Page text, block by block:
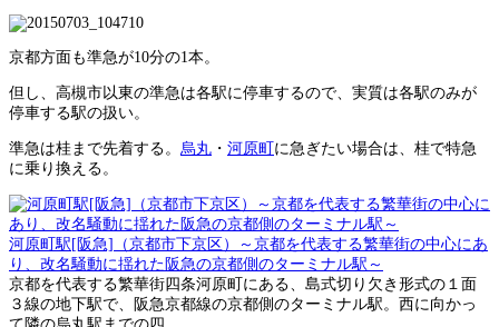
京都方面も準急が10分の1本。
但し、高槻市以東の準急は各駅に停車するので、実質は各駅のみが
停車する駅の扱い。
準急は桂まで先着する。 烏丸 ・ 河原町 に急ぎたい場合は、桂で特急
に乗り換える。
河原町駅[阪急]（京都市下京区）～京都を代表する繁華街の中心にあ
り、改名騒動に揺れた阪急の京都側のターミナル駅～
京都を代表する繁華街四条河原町にある、島式切り欠き形式の１面
３線の地下駅で、阪急京都線の京都側のターミナル駅。西に向かっ